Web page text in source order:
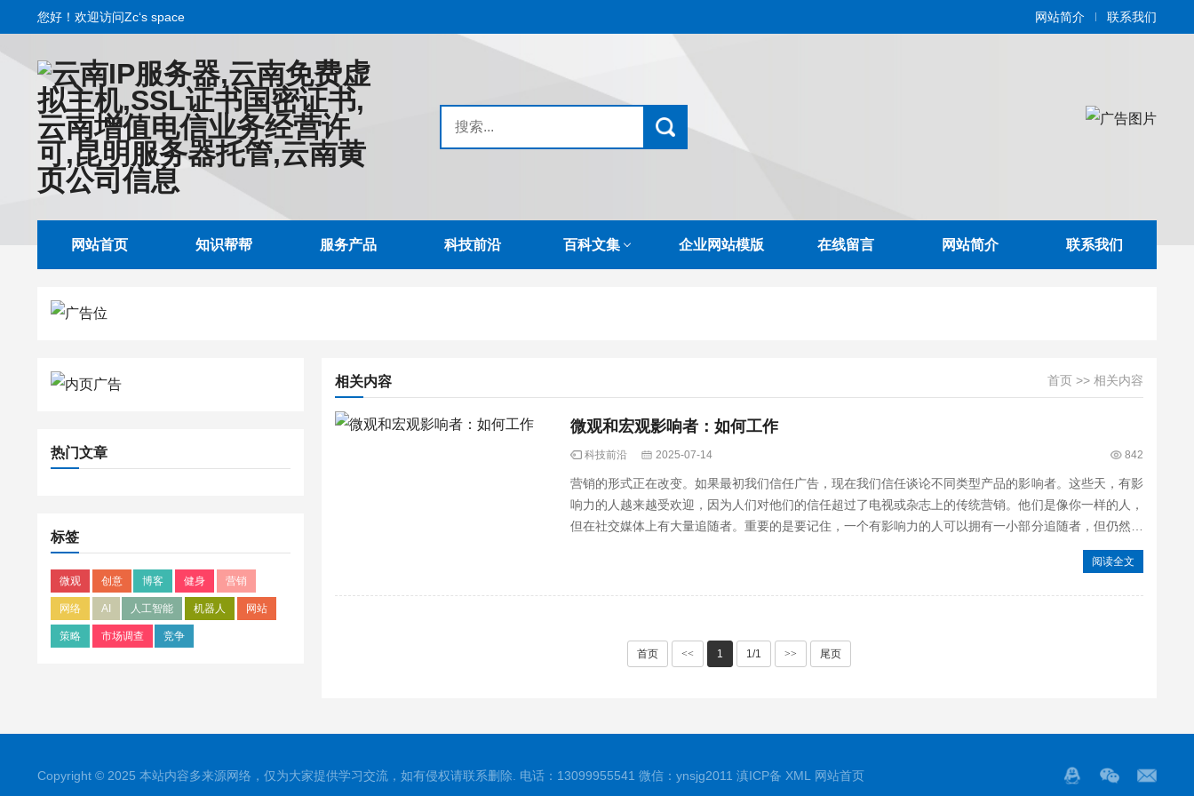
您好！欢迎访问Zc‘s space 网站简介 联系我们
网站首页 知识帮帮 服务产品 科技前沿 百科文集 企业网站模版 在线留言 网站简介 联系我们
热门文章
标签
微观 创意 博客 健身 营销
网络 AI 人工智能 机器人 网站
策略 市场调查 竞争
首页 >> 相关内容
相关内容
微观和宏观影响者：如何工作
科技前沿 2025-07-14 842
营销的形式正在改变。如果最初我们信任广告，现在我们信任谈论不同类型产品的影响者。这些天，有影
响力的人越来越受欢迎，因为人们对他们的信任超过了电视或杂志上的传统营销。他们是像你一样的人，
但在社交媒体上有大量追随者。重要的是要记住，一个有影响力的人可以拥有一小部分追随者，但仍然比
阅读全文
首页 << 1 1/1 >> 尾页
Copyright © 2025 本站内容多来源网络，仅为大家提供学习交流，如有侵权请联系删除. 电话：13099955541 微信：ynsjg2011 滇ICP备 XML 网站首页